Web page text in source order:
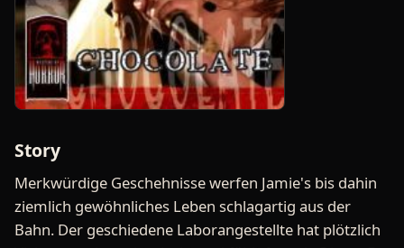
Story
Merkwürdige Geschehnisse werfen Jamie's bis dahin
ziemlich gewöhnliches Leben schlagartig aus der
Bahn. Der geschiedene Laborangestellte hat plötzlich